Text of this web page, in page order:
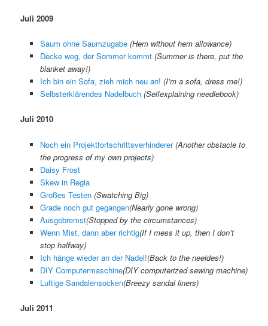
Juli 2009
Saum ohne Saumzugabe (Hem without hem allowance)
Decke weg, der Sommer kommt (Summer is there, put the
blanket away!)
Ich bin ein Sofa, zieh mich neu an! (I’m a sofa, dress me!)
Selbsterklärendes Nadelbuch (Selfexplaining needlebook)
Juli 2010
Noch ein Projektfortschrittsverhinderer(Another obstacle to
the progress of my own projects)
Daisy Frost
Skew in Regia
Großes Testen(Swatching Big)
Grade noch gut gegangen(Nearly gone wrong)
Ausgebremst(Stopped by the circumstances)
Wenn Mist, dann aber richtig(If I mess it up, then I don’t
stop halfway)
Ich hänge wieder an der Nadel!(Back to the neeldes!)
DIY Computermaschine(DIY computerized sewing machine)
Luftige Sandalensocken(Breezy sandal liners)
Juli 2011